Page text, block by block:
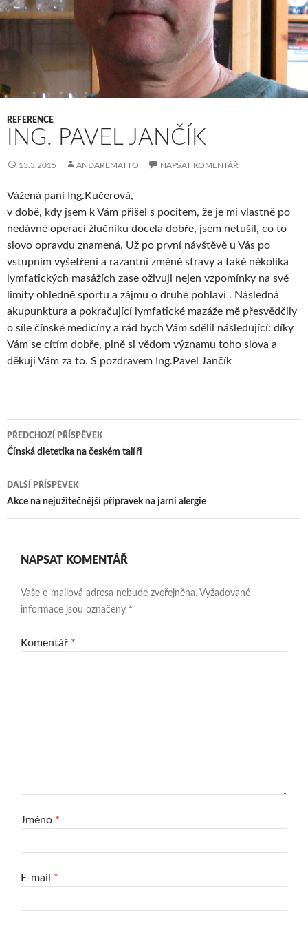
REFERENCE
ING. PAVEL JANČÍK
13.3.2015 ANDAREMATTO NAPSAT KOMENTÁŘ
Vážená paní Ing.Kučerová,
v době, kdy jsem k Vám přišel s pocitem, že je mi vlastně po
nedávné operaci žlučníku docela dobře, jsem netušil, co to
slovo opravdu znamená. Už po první návštěvě u Vás po
vstupním vyšetření a razantní změně stravy a také několika
lymfatických masážích zase oživuji nejen vzpomínky na své
limity ohledně sportu a zájmu o druhé pohlaví . Následná
akupunktura a pokračující lymfatické mazáže mě přesvědčily
o síle čínské medicíny a rád bych Vám sdělil následující: díky
Vám se cítím dobře, plně si vědom významu toho slova a
děkuji Vám za to. S pozdravem Ing.Pavel Jančík
Navigace
pro
příspěvky
PŘEDCHOZÍ PŘÍSPĚVEK
Čínská dietetika na českém talíři
DALŠÍ PŘÍSPĚVEK
Akce na nejužitečnější přípravek na jarní alergie
NAPSAT KOMENTÁŘ
Vaše e-mailová adresa nebude zveřejněna. Vyžadované
informace jsou označeny *
Komentář *
Jméno *
E-mail *